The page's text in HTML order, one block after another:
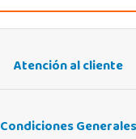
Atención al cliente
Condiciones Generales